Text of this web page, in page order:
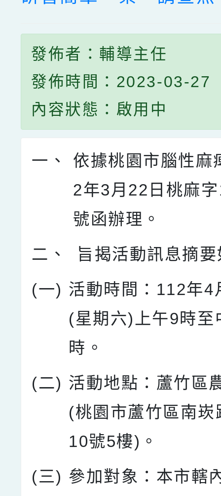
發佈者：輔導主任
發佈時間：2023-03-27
內容狀態：啟用中
一、
依據桃園市腦性麻
2年3月22日桃麻
號函辦理。
二、
旨揭活動訊息摘
(一) 活動時間：112年4
(星期六)上午9時至
時。
(二) 活動地點：蘆竹區
(桃園市蘆竹區南
10號5樓)。
(三) 參加對象：本市轄